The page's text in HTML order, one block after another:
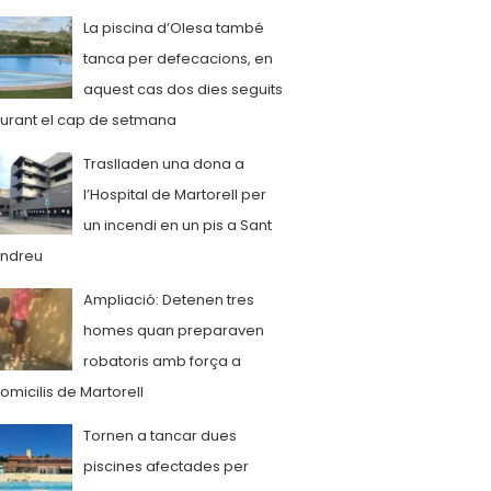
La piscina d’Olesa també
tanca per defecacions, en
aquest cas dos dies seguits
el cap de setmana
Traslladen una dona a
l’Hospital de Martorell per
un incendi en un pis a Sant
Ampliació: Detenen tres
homes quan preparaven
robatoris amb força a
de Martorell
Tornen a tancar dues
piscines afectades per